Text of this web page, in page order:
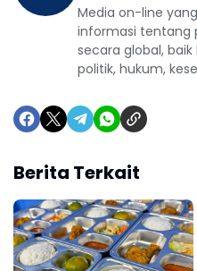
Media on-line
informasi tentang
secara global,
politik, hukum,
Berita Terkait